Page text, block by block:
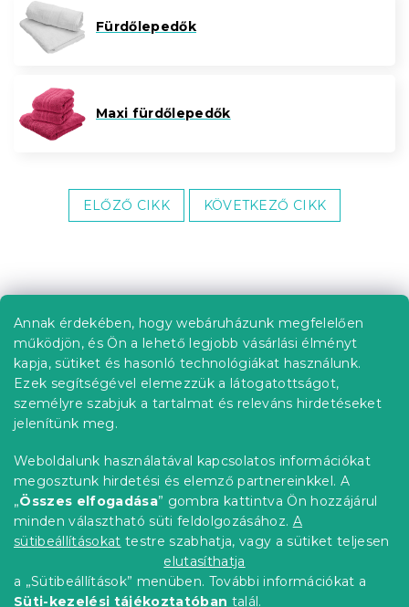
Annak érdekében, hogy webáruházunk megfelelően
működjön, és Ön a lehető legjobb vásárlási élményt
kapja, sütiket és hasonló technológiákat használunk.
Ezek segítségével elemezzük a látogatottságot,
személyre szabjuk a tartalmat és releváns hirdetéseket
jelenítünk meg.
Weboldalunk használatával kapcsolatos információkat
megosztunk hirdetési és elemző partnereinkkel. A
„Összes elfogadása” gombra kattintva Ön hozzájárul
minden választható süti feldolgozásához. A
sütibeállításokat testre szabhatja, vagy a sütiket teljesen
elutasíthatja
a „Sütibeállítások” menüben. További információkat a
Süti-kezelési tájékoztatóban talál.
Fürdőlepedők
Maxi fürdőlepedők
ELŐZŐ CIKK KÖVETKEZŐ CIKK
á
Információ az Ön számára
Rendelés követése
Szállítási lehetőségek
Fizetési lehetőségek
Reklamáció és áruvisszaküldés
Elérhetőség
Általános szerződési feltételek
Adatvédelmi nyilatkozat
Blog
Partnereinknek